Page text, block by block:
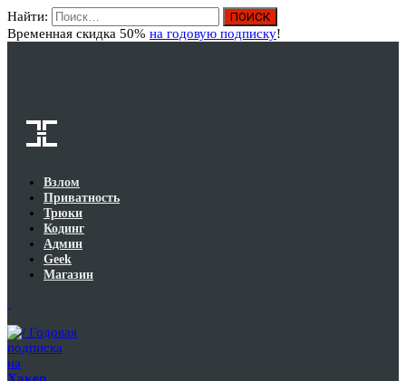
Найти:
Временная скидка 50% на годовую подписку!
Взлом
Приватность
Трюки
Кодинг
Админ
Geek
Магазин
Годовая
подписка
на